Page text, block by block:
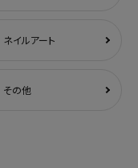
ネイルアート
その他